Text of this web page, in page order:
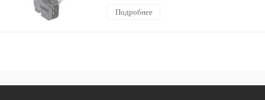
Подробнее